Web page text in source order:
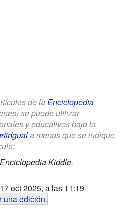
de la Enciclopedia
se puede utilizar
y educativos bajo la
a menos que se indique
Enciclopedia Kiddle.
oct 2025, a las 11:19
una edición.